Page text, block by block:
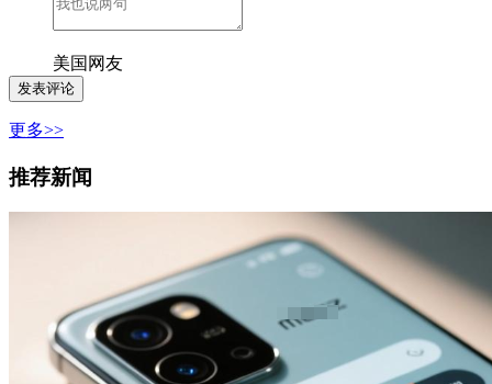
美国网友
更多>>
推荐新闻